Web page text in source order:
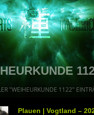
"WEIHEURKUNDE 1122"
Plauen | Vogtland –